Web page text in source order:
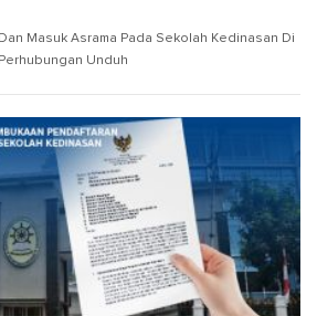
Masuk Asrama Pada Sekolah Kedinasan Di
Unduh